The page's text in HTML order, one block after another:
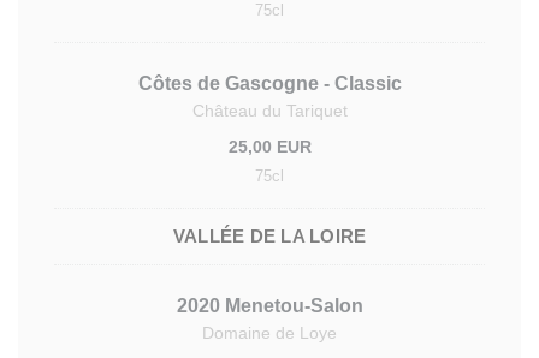
75cl
Côtes de Gascogne - Classic
Château du Tariquet
25,00 EUR
75cl
VALLÉE DE LA LOIRE
2020 Menetou-Salon
Domaine de Loye